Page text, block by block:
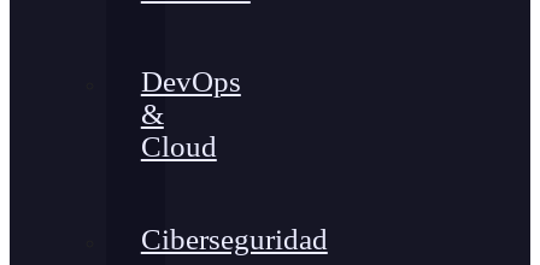
DevOps
&
Cloud
Ciberseguridad